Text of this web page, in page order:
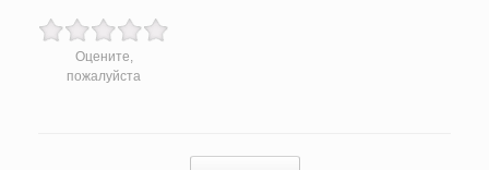
Оцените,
пожалуйста